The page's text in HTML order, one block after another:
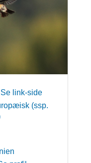
Se link-side
(ssp.